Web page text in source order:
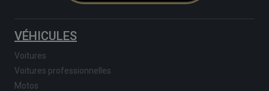
VÉHICULES
Voitures
Voitures professionnelles
Motos